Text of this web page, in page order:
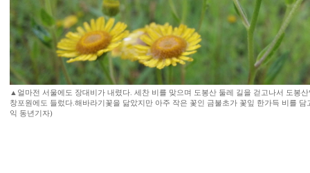
▲얼마전 서울에도 장대비가 내렸다. 세찬 비를 맞으며 도봉산 둘레 길을 걷고나서 도봉
창포원에도 들렀다.해바라기꽃을 닮았지만 아주 작은 꽃인 금불초가 꽃잎 한가득 비를 담
익 동년기자)